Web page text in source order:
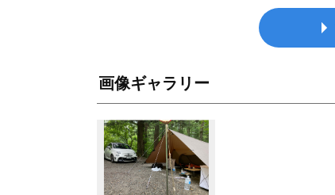
画像ギャラリー